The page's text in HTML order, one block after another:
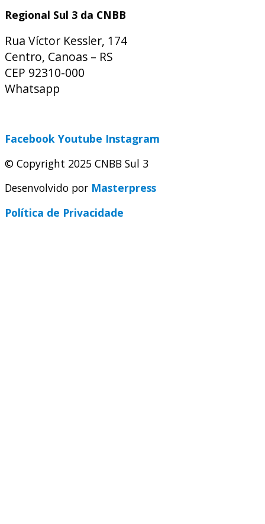
Regional Sul 3 da CNBB
Rua Víctor Kessler, 174
Centro, Canoas – RS
CEP 92310-000
Whatsapp
Facebook Youtube Instagram
© Copyright 2025 CNBB Sul 3
Desenvolvido por Masterpress
Política de Privacidade